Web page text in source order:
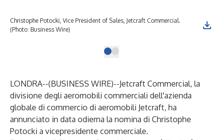
Christophe Potocki, Vice President of Sales, Jetcraft Commercial.
(Photo: Business Wire)
LONDRA--(BUSINESS WIRE)--Jetcraft Commercial, la
divisione degli aeromobili commerciali dell'azienda
globale di commercio di aeromobili Jetcraft, ha
annunciato in data odierna la nomina di Christophe
Potocki a vicepresidente commerciale.